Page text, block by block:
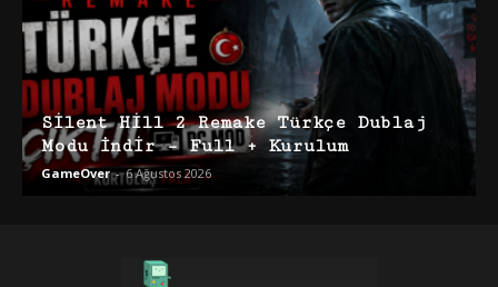
Silent Hill 2 Remake Türkçe Dublaj
Modu İndir – Full + Kurulum
GameOver - 6 Ağustos 2026